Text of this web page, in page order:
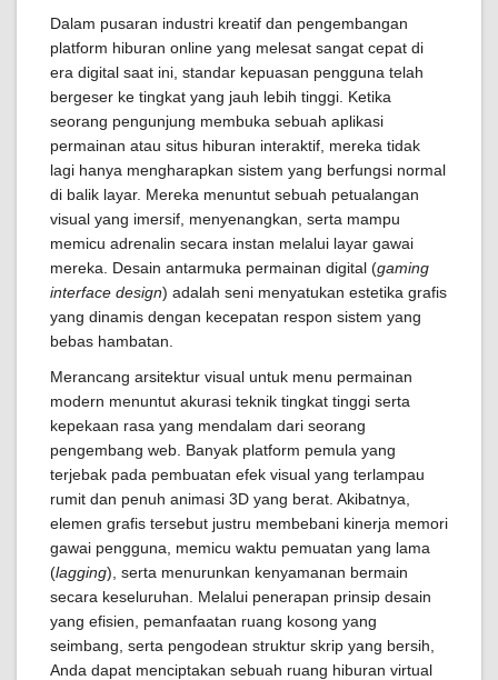
Dalam pusaran industri kreatif dan pengembangan
platform hiburan online yang melesat sangat cepat di
era digital saat ini, standar kepuasan pengguna telah
bergeser ke tingkat yang jauh lebih tinggi. Ketika
seorang pengunjung membuka sebuah aplikasi
permainan atau situs hiburan interaktif, mereka tidak
lagi hanya mengharapkan sistem yang berfungsi normal
di balik layar. Mereka menuntut sebuah petualangan
visual yang imersif, menyenangkan, serta mampu
memicu adrenalin secara instan melalui layar gawai
mereka. Desain antarmuka permainan digital (gaming
interface design) adalah seni menyatukan estetika grafis
yang dinamis dengan kecepatan respon sistem yang
bebas hambatan.
Merancang arsitektur visual untuk menu permainan
modern menuntut akurasi teknik tingkat tinggi serta
kepekaan rasa yang mendalam dari seorang
pengembang web. Banyak platform pemula yang
terjebak pada pembuatan efek visual yang terlampau
rumit dan penuh animasi 3D yang berat. Akibatnya,
elemen grafis tersebut justru membebani kinerja memori
gawai pengguna, memicu waktu pemuatan yang lama
(lagging), serta menurunkan kenyamanan bermain
secara keseluruhan. Melalui penerapan prinsip desain
yang efisien, pemanfaatan ruang kosong yang
seimbang, serta pengodean struktur skrip yang bersih,
Anda dapat menciptakan sebuah ruang hiburan virtual